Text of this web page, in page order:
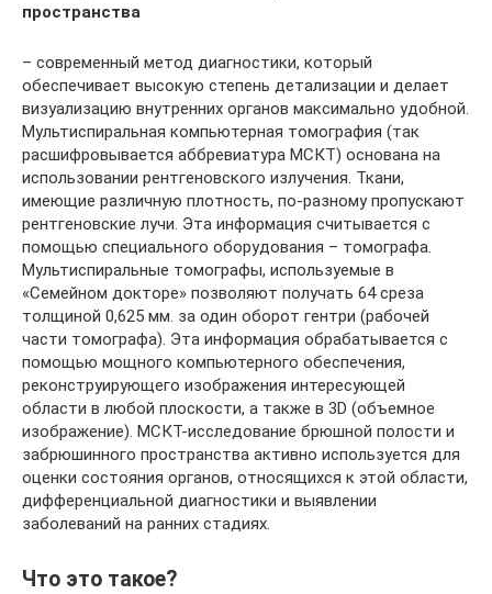
пространства
– современный метод диагностики, который
обеспечивает высокую степень детализации и делает
визуализацию внутренних органов максимально удобной.
Мультиспиральная компьютерная томография (так
расшифровывается аббревиатура МСКТ) основана на
использовании рентгеновского излучения. Ткани,
имеющие различную плотность, по-разному пропускают
рентгеновские лучи. Эта информация считывается с
помощью специального оборудования – томографа.
Мультиспиральные томографы, используемые в
«Семейном докторе» позволяют получать 64 среза
толщиной 0,625 мм. за один оборот гентри (рабочей
части томографа). Эта информация обрабатывается с
помощью мощного компьютерного обеспечения,
реконструирующего изображения интересующей
области в любой плоскости, а также в 3D (объемное
изображение). МСКТ-исследование брюшной полости и
забрюшинного пространства активно используется для
оценки состояния органов, относящихся к этой области,
дифференциальной диагностики и выявлении
заболеваний на ранних стадиях.
Что это такое?